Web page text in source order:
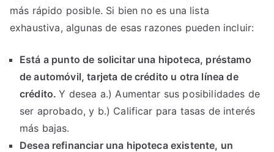
más rápido posible. Si bien no es una lista
exhaustiva, algunas de esas razones pueden incluir:
Está a punto de solicitar una hipoteca, préstamo
de automóvil, tarjeta de crédito u otra línea de
crédito.Y desea a.) Aumentar sus posibilidades de
ser aprobado, y b.) Calificar para tasas de interés
más bajas.
Desea refinanciar una hipoteca existente, un